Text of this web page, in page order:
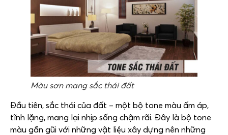
Màu sơn mang sắc thái đất
Đầu tiên, sắc thái của đất – một bộ tone màu ấm áp,
tĩnh lặng, mang lại nhịp sống chậm rãi. Đây là bộ tone
màu gần gũi với những vật liệu xây dựng nên những